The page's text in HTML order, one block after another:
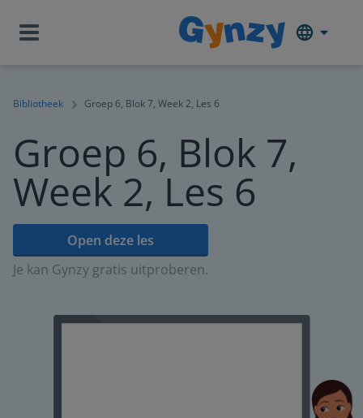
Bibliotheek Groep 6, Blok 7, Week 2, Les 6
Groep 6, Blok 7,
Week 2, Les 6
Open deze les
Je kan Gynzy gratis uitproberen.